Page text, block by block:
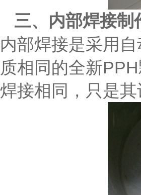
三、内部焊接制
内部焊接是采用
质相同的全新
焊接相同，只是其